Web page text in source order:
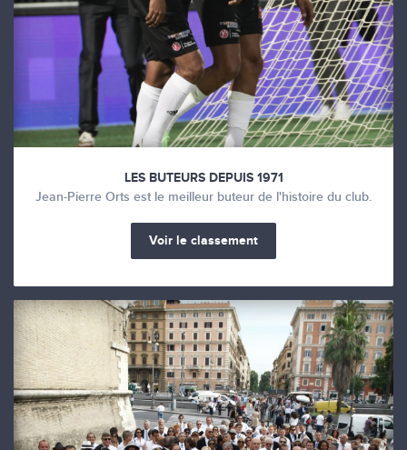
LES BUTEURS DEPUIS 1971
Jean-Pierre Orts est le meilleur buteur de l'histoire du club.
Voir le classement